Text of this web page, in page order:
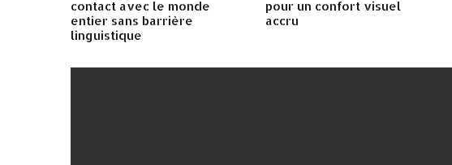
contact avec le monde
entier sans barrière
linguistique
pour un confort visuel
accru